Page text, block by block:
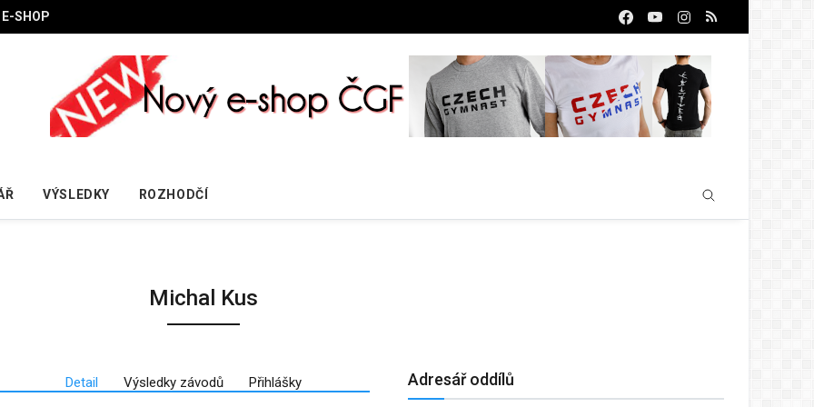
E-SHOP
VÝSLEDKY ROZHODČÍ
Michal Kus
Detail Výsledky závodů Přihlášky Adresář oddílů